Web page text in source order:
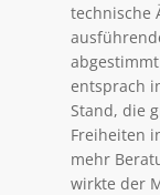
technische
entsprach
Stand, die
Freiheiten
mehr
wirkte der